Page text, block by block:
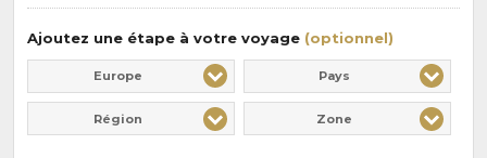
:
Ajoutez une étape à votre voyage (optionnel)
Europe Pays
Région Zone